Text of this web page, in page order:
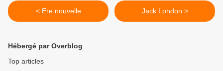
< Ere nouvelle Jack London >
Hébergé par Overblog
Top articles